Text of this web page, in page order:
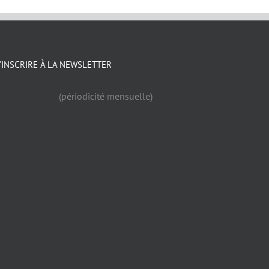
À LA NEWSLETTER
(périodicité mensuelle)